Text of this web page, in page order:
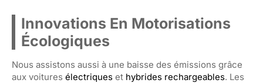
Innovations En Motorisations
Écologiques
Nous assistons aussi à une baisse des émissions grâce
aux voitures électriques et hybrides rechargeables. Les